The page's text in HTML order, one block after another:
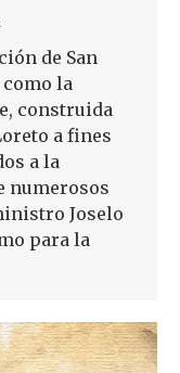
de San
la
construida
a fines
a la
numerosos
Joselo
para la